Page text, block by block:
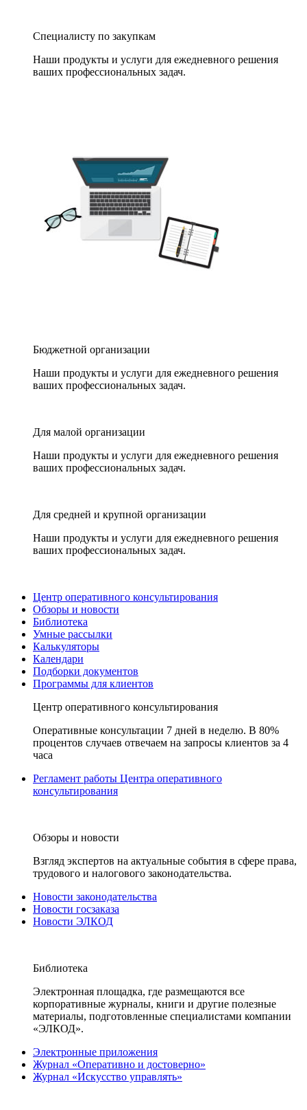
Специалисту по закупкам
Наши продукты и услуги для ежедневного решения
ваших профессиональных задач.
Бюджетной организации
Наши продукты и услуги для ежедневного решения
ваших профессиональных задач.
Для малой организации
Наши продукты и услуги для ежедневного решения
ваших профессиональных задач.
Для средней и крупной организации
Наши продукты и услуги для ежедневного решения
ваших профессиональных задач.
Центр оперативного консультирования
Обзоры и новости
Библиотека
Умные рассылки
Калькуляторы
Календари
Подборки документов
Программы для клиентов
Центр оперативного консультирования
Оперативные консультации 7 дней в неделю. В 80%
процентов случаев отвечаем на запросы клиентов за 4
часа
Регламент работы Центра оперативного
консультирования
Обзоры и новости
Взгляд экспертов на актуальные события в сфере права,
трудового и налогового законодательства.
Новости законодательства
Новости госзаказа
Новости ЭЛКОД
Библиотека
Электронная площадка, где размещаются все
корпоративные журналы, книги и другие полезные
материалы, подготовленные специалистами компании
«ЭЛКОД».
Электронные приложения
Журнал «Оперативно и достоверно»
Журнал «Искусство управлять»